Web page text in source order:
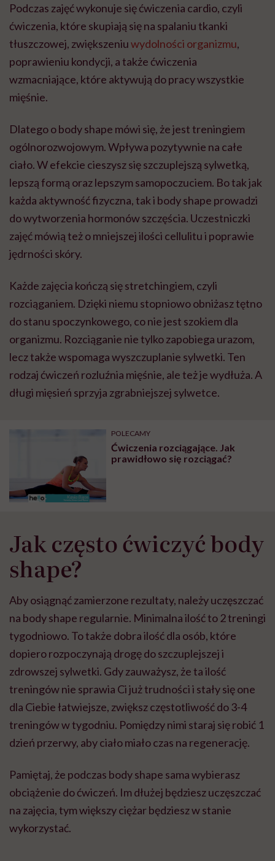
Podczas zajęć wykonuje się ćwiczenia cardio, czyli
ćwiczenia, które skupiają się na spalaniu tkanki
tłuszczowej, zwiększeniuwydolności organizmu,
poprawieniu kondycji, a także ćwiczenia
wzmacniające, które aktywują do pracy wszystkie
mięśnie.
Dlatego o body shape mówi się, że jest treningiem
ogólnorozwojowym. Wpływa pozytywnie na całe
ciało. W efekcie cieszysz się szczuplejszą sylwetką,
lepszą formą oraz lepszym samopoczuciem. Bo tak jak
każda aktywność fizyczna, tak i body shape prowadzi
do wytworzenia hormonów szczęścia. Uczestniczki
zajęć mówią też o mniejszej ilości cellulitu i poprawie
jędrności skóry.
Każde zajęcia kończą się stretchingiem, czyli
rozciąganiem. Dzięki niemu stopniowo obniżasz tętno
do stanu spoczynkowego, co nie jest szokiem dla
organizmu. Rozciąganie nie tylko zapobiega urazom,
lecz także wspomaga wyszczuplanie sylwetki. Ten
rodzaj ćwiczeń rozluźnia mięśnie, ale też je wydłuża. A
długi mięsień sprzyja zgrabniejszej sylwetce.
POLECAMY
Ćwiczenia rozciągające. Jak
prawidłowo się rozciągać?
Jak często ćwiczyć body
shape?
Aby osiągnąć zamierzone rezultaty, należy uczęszczać
na body shape regularnie. Minimalna ilość to 2 treningi
tygodniowo. To także dobra ilość dla osób, które
dopiero rozpoczynają drogę do szczuplejszej i
zdrowszej sylwetki. Gdy zauważysz, że ta ilość
treningów nie sprawia Ci już trudności i stały się one
dla Ciebie łatwiejsze, zwiększ częstotliwość do 3-4
treningów w tygodniu. Pomiędzy nimi staraj się robić 1
dzień przerwy, aby ciało miało czas na regenerację.
Pamiętaj, że podczas body shape sama wybierasz
obciążenie do ćwiczeń. Im dłużej będziesz uczęszczać
na zajęcia, tym większy ciężar będziesz w stanie
wykorzystać.